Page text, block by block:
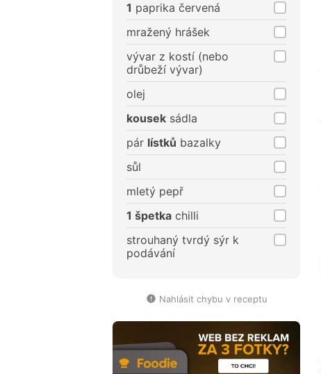
1 paprika červená
mražený hrášek
vývar z kostí (nebo
drůbeží vývar)
olej
kousek sádla
pár lístků bazalky
sůl
mletý pepř
1 špetka chilli
strouhaný tvrdý sýr k
podávání
Nahlásit chybu v receptu